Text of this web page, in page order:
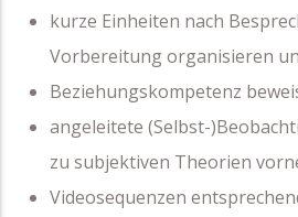
kurze Einheiten nach
Vorbereitung organisieren
Beziehungskompetenz
angeleitete (Selbst-
zu subjektiven Theorien
Videosequenzen